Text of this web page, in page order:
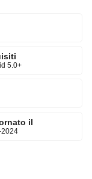
5.0+
il
2024